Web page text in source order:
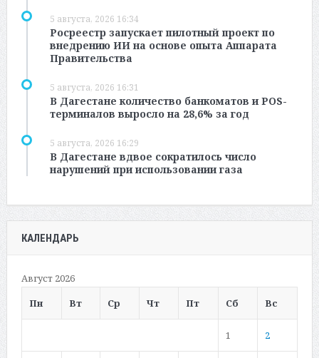
5 августа, 2026 16:34
Росреестр запускает пилотный проект по
внедрению ИИ на основе опыта Аппарата
Правительства
5 августа, 2026 16:31
В Дагестане количество банкоматов и POS-
терминалов выросло на 28,6% за год
5 августа, 2026 16:29
В Дагестане вдвое сократилось число
нарушений при использовании газа
КАЛЕНДАРЬ
Август 2026
Пн
Вт Ср Чт Пт Сб Вс
1 2